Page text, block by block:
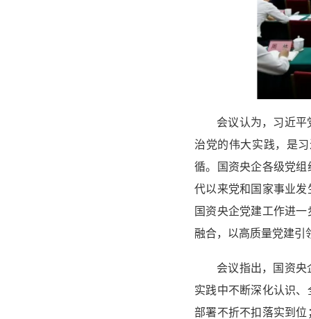
会议认为，习近
治党的伟大实践，是
循。国资央企各级党
代以来党和国家事业
国资央企党建工作进
融合，以高质量党建引
会议指出，国资
实践中不断深化认识
部署不折不扣落实到